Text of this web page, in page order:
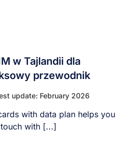
w Tajlandii dla
przewodnik
update: February 2026
with data plan helps you
with [...]